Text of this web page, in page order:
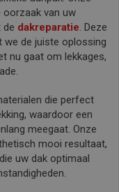
oorzaak van uw
de dakreparatie. Deze
we de juiste oplossing
nu gaat om lekkages,
die perfect
waardoor een
meegaat. Onze
mooi resultaat,
uw dak optimaal